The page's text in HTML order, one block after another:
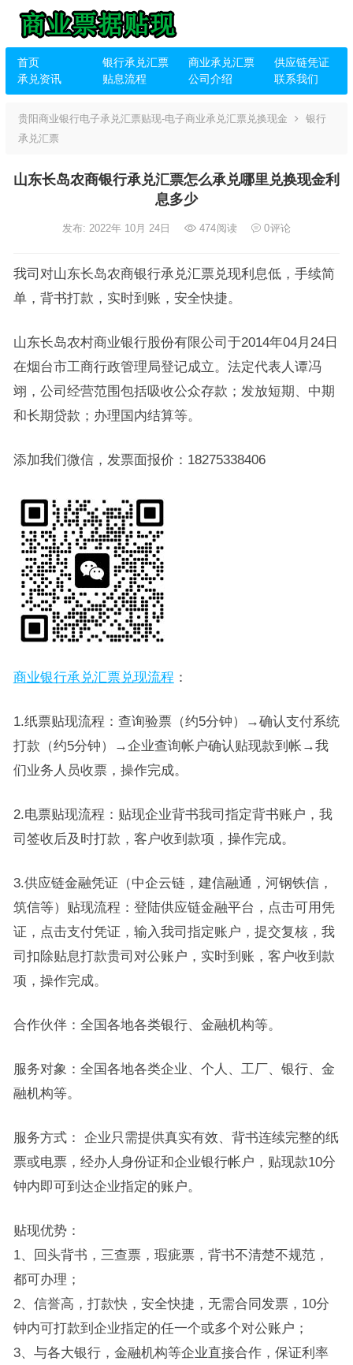
首页 银行承兑汇票 商业承兑汇票
供应链凭证
承兑资讯
贴息流程 公司介绍 联系我们
贵阳商业银行电子承兑汇票贴现-电子商业承兑汇票兑换现金
银行
承兑汇票
山东长岛农商银行承兑汇票怎么承兑哪里兑换现金利
息多少
发布: 2022年 10月 24日 474阅读 0评论
我司对山东长岛农商银行承兑汇票兑现利息低，手续简
单，背书打款，实时到账，安全快捷。
山东长岛农村商业银行股份有限公司于2014年04月24日
在烟台市工商行政管理局登记成立。法定代表人谭冯
翊，公司经营范围包括吸收公众存款；发放短期、中期
和长期贷款；办理国内结算等。
添加我们微信，发票面报价：18275338406
商业银行承兑汇票兑现流程 ：
1.纸票贴现流程：查询验票（约5分钟）→确认支付系统
打款（约5分钟）→企业查询帐户确认贴现款到帐→我
们业务人员收票，操作完成。
2.电票贴现流程：贴现企业背书我司指定背书账户，我
司签收后及时打款，客户收到款项，操作完成。
3.供应链金融凭证（中企云链，建信融通，河钢铁信，
筑信等）贴现流程：登陆供应链金融平台，点击可用凭
证，点击支付凭证，输入我司指定账户，提交复核，我
司扣除贴息打款贵司对公账户，实时到账，客户收到款
项，操作完成。
合作伙伴：全国各地各类银行、金融机构等。
服务对象：全国各地各类企业、个人、工厂、银行、金
融机构等。
服务方式： 企业只需提供真实有效、背书连续完整的纸
票或电票，经办人身份证和企业银行帐户，贴现款10分
钟内即可到达企业指定的账户。
贴现优势：
1、回头背书，三查票，瑕疵票，背书不清楚不规范，
都可办理；
2、信誉高，打款快，安全快捷，无需合同发票，10分
钟内可打款到企业指定的任一个或多个对公账户；
3、与各大银行，金融机构等企业直接合作，保证利率